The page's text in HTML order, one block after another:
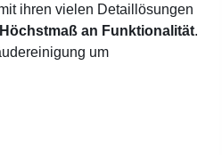
ihren vielen Detaillösungen
Höchstmaß an Funktionalität.
um